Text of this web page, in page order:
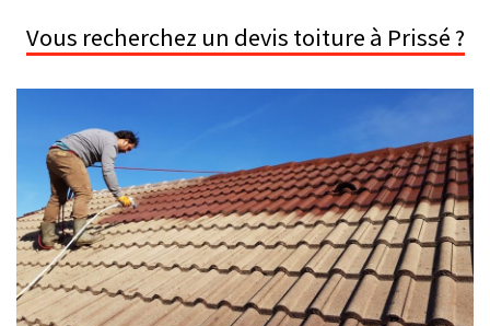
Vous recherchez un devis toiture à Prissé ?